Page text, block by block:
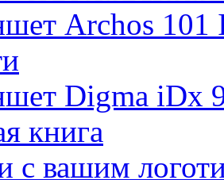
Archos 101
Digma iDx
книга
с вашим